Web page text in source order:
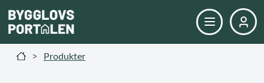
> Produkter